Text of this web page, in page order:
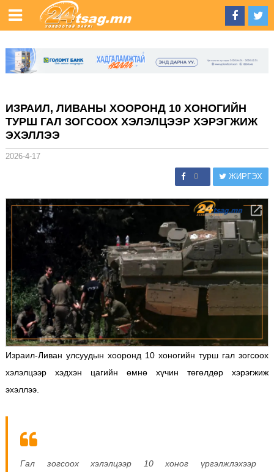
ИЗРАИЛ, ЛИВАНЫ ХООРОНД 10 ХОНОГИЙН
ТУРШ ГАЛ ЗОГСООХ ХЭЛЭЛЦЭЭР ХЭРЭГЖИЖ
ЭХЭЛЛЭЭ
2026-4-17
0 ЖИРГЭХ
Израил-Ливан улсуудын хооронд 10 хоногийн турш гал зогсоох
хэлэлцээр хэдхэн цагийн өмнө хүчин төгөлдөр хэрэгжиж
эхэллээ.
Гал зогсоох хэлэлцээр 10 хоног үргэлжлэхээр